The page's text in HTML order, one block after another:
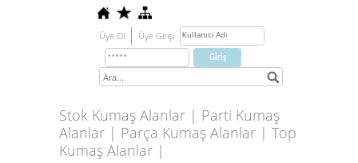
Üye Ol Üye Girişi
Stok Kumaş Alanlar | Parti Kumaş
Alanlar | Parça Kumaş Alanlar | Top
Kumaş Alanlar |